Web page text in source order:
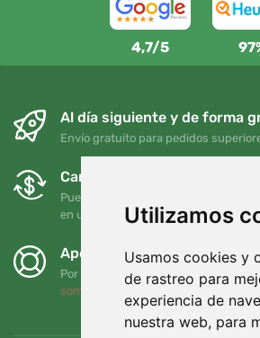
Utilizamos
Usamos cookies y
de rastreo para
experiencia de
nuestra web, para
4,7/5
Al día siguiente y de forma
Envío gratuito para pedidos
Cambios y devoluciones
Puede devolver o cambiar su pedido
en un plazo de 90 días
Apoyamos a Trees.org
Por cada pedido plantamos un árbol.
somos